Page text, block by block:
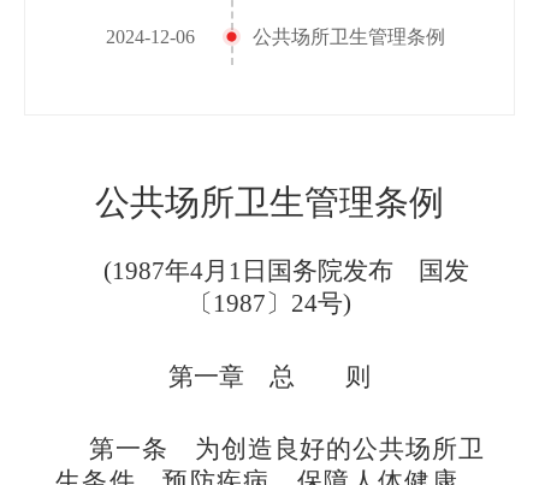
2024-12-06 公共场所卫生管理条例
公共场所卫生管理条例
(1987年4月 1 日国务院发布
国发
〔 1987〕 24号)
第一章 总 则
第一条 为创造良好的公共场所卫